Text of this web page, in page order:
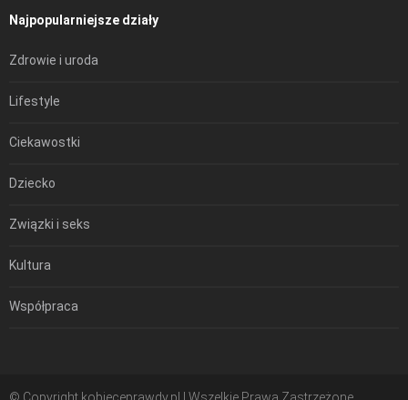
Najpopularniejsze działy
Zdrowie i uroda
Lifestyle
Ciekawostki
Dziecko
Związki i seks
Kultura
Współpraca